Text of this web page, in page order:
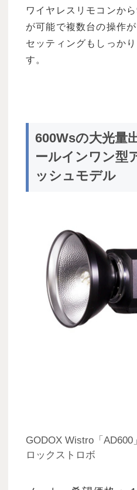
ワイヤレスリモコンか
が可能で複数台の操作
セッティングもしっか
す。
600Wsの大光量
ールインワン型
ッシュモデル
GODOX Wistro「
ロックストロボ